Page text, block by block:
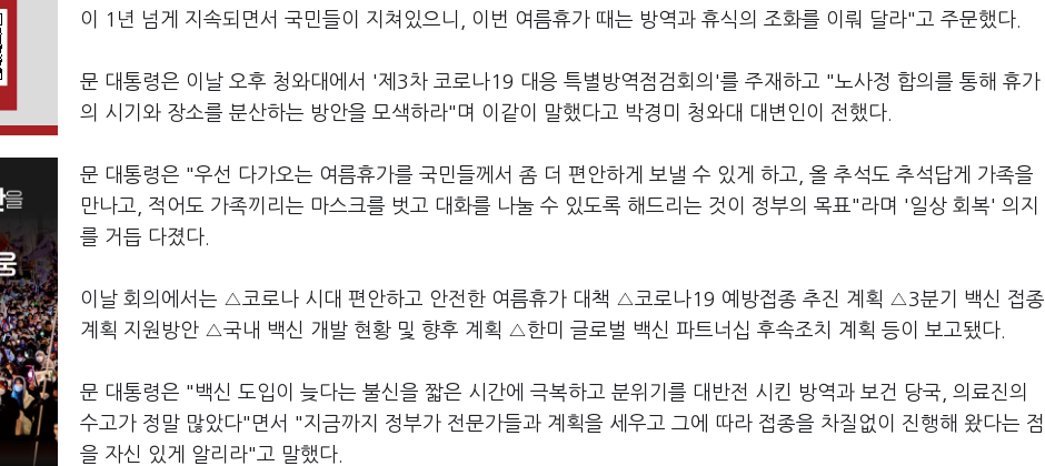
이 1년 넘게 지속되면서 국민들이 지쳐있으니, 이번 여름휴가 때는 방역과 휴식의 조화를 이뤄 달라"고 주문했다.
문 대통령은 이날 오후 청와대에서 '제3차 코로나19 대응 특별방역점검회의'를 주재하고 "노사정 합의를 통해 휴가
의 시기와 장소를 분산하는 방안을 모색하라"며 이같이 말했다고 박경미 청와대 대변인이 전했다.
문 대통령은 "우선 다가오는 여름휴가를 국민들께서 좀 더 편안하게 보낼 수 있게 하고, 올 추석도 추석답게 가족을
만나고, 적어도 가족끼리는 마스크를 벗고 대화를 나눌 수 있도록 해드리는 것이 정부의 목표"라며 '일상 회복' 의지
를 거듭 다졌다.
이날 회의에서는 △코로나 시대 편안하고 안전한 여름휴가 대책 △코로나19 예방접종 추진 계획 △3분기 백신 접종
계획 지원방안 △국내 백신 개발 현황 및 향후 계획 △한미 글로벌 백신 파트너십 후속조치 계획 등이 보고됐다.
문 대통령은 "백신 도입이 늦다는 불신을 짧은 시간에 극복하고 분위기를 대반전 시킨 방역과 보건 당국, 의료진의
수고가 정말 많았다"면서 "지금까지 정부가 전문가들과 계획을 세우고 그에 따라 접종을 차질없이 진행해 왔다는 점
을 자신 있게 알리라"고 말했다.